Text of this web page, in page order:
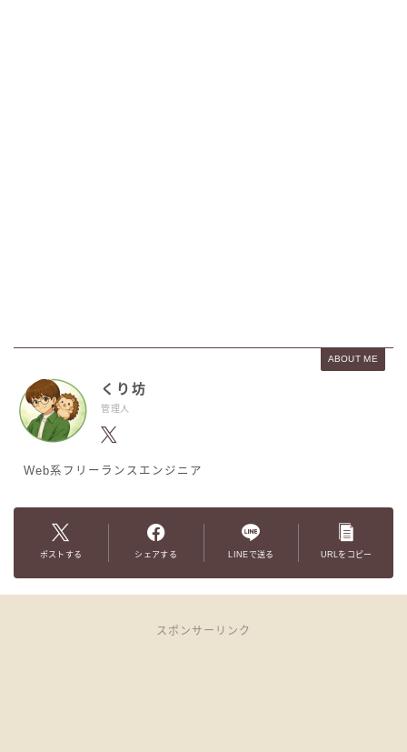
ABOUT ME
くり坊
管理人
Web系フリーランスエンジニア
ポストする シェアする LINEで送る URLをコピー
スポンサーリンク